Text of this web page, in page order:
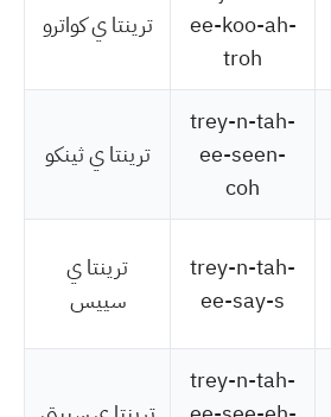
ee-koo-ah-
troh
ترينتا ي كواترو
trey-n-tah-
ee-seen-
coh
ترينتا ي ثينكو
trey-n-tah-
ee-say-s
ترينتا ي
سييس
trey-n-tah-